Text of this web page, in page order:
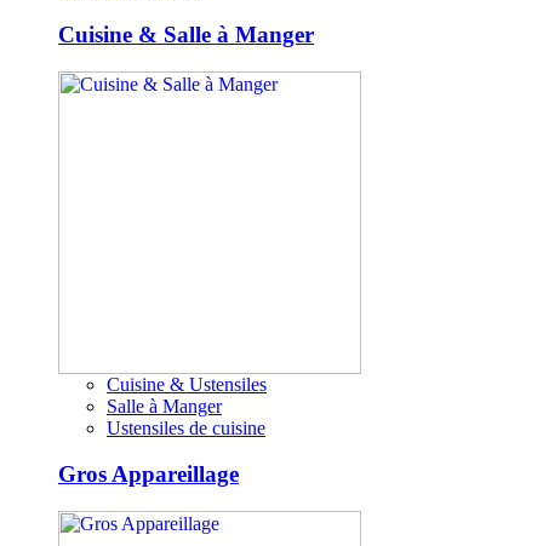
Cuisine & Salle à Manger
Cuisine & Ustensiles
Salle à Manger
Ustensiles de cuisine
Gros Appareillage